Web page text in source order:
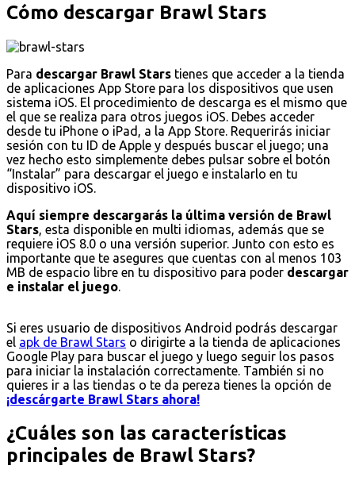
Cómo descargar Brawl Stars
Para descargar Brawl Stars tienes que acceder a la tienda
de aplicaciones App Store para los dispositivos que usen
sistema iOS. El procedimiento de descarga es el mismo que
el que se realiza para otros juegos iOS. Debes acceder
desde tu iPhone o iPad, a la App Store. Requerirás iniciar
sesión con tu ID de Apple y después buscar el juego; una
vez hecho esto simplemente debes pulsar sobre el botón
“Instalar” para descargar el juego e instalarlo en tu
dispositivo iOS.
Aquí siempre descargarás la última versión de Brawl
Stars, esta disponible en multi idiomas, además que se
requiere iOS 8.0 o una versión superior. Junto con esto es
importante que te asegures que cuentas con al menos 103
MB de espacio libre en tu dispositivo para poder descargar
e instalar el juego.
Si eres usuario de dispositivos Android podrás descargar
el apk de Brawl Stars o dirigirte a la tienda de aplicaciones
Google Play para buscar el juego y luego seguir los pasos
para iniciar la instalación correctamente. También si no
quieres ir a las tiendas o te da pereza tienes la opción de
¡descárgarte Brawl Stars ahora!
¿Cuáles son las características
principales de Brawl Stars?